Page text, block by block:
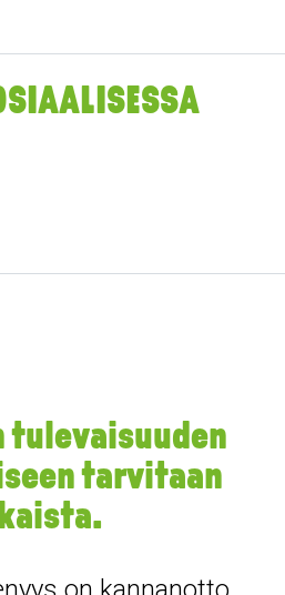
tulevaisuuden
tarvitaan